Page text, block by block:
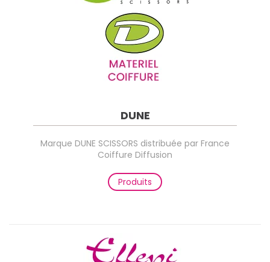
DUNE
Marque DUNE SCISSORS distribuée par France
Coiffure Diffusion
Produits